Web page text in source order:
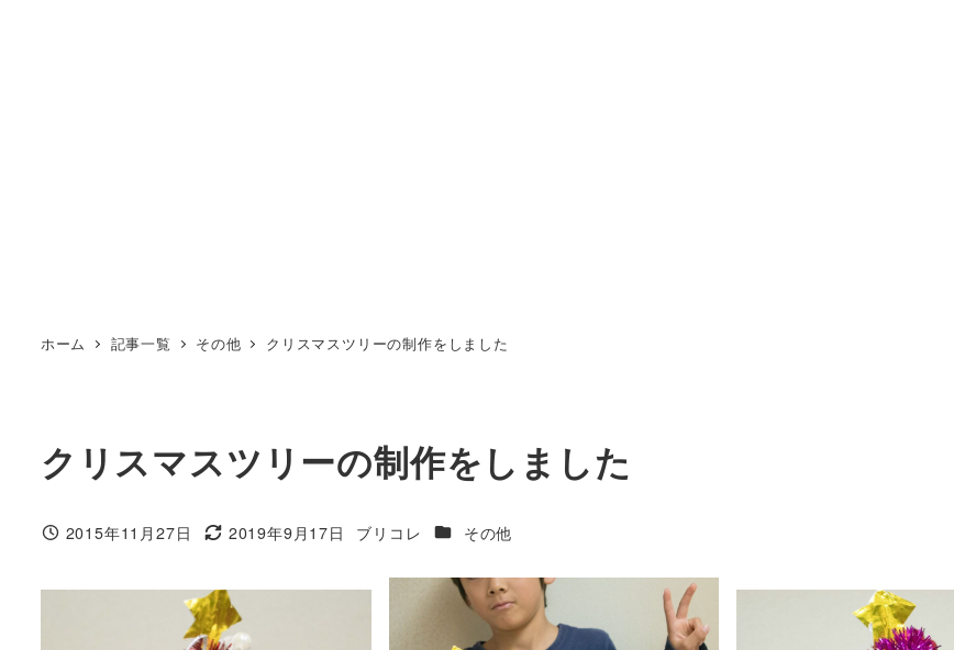
ホーム 記事一覧 その他 クリスマスツリーの制作をしました
クリスマスツリーの制作をしました
投稿日
2015年11月27日
更新日
2019年9月17日
著
ブリコレ カテゴリー
その他